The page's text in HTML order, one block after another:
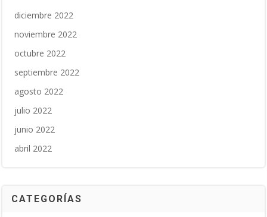
diciembre 2022
noviembre 2022
octubre 2022
septiembre 2022
agosto 2022
julio 2022
junio 2022
abril 2022
CATEGORÍAS